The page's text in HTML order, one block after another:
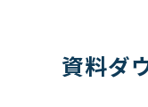
資料ダ